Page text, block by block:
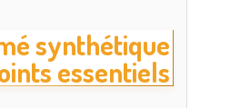
synthétique
essentiels